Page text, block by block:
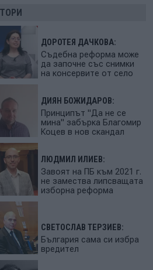
ДОРОТЕЯ ДАЧКОВА:
Съдебна реформа може
да започне със снимки
на консервите от село
ДИЯН БОЖИДАРОВ:
Принципът "Да не се
мина" забърка Благомир
Коцев в нов скандал
ЛЮДМИЛ ИЛИЕВ:
Завоят на ПБ към 2021 г.
не замества липсващата
изборна реформа
СВЕТОСЛАВ ТЕРЗИЕВ:
България сама си избра
вредител